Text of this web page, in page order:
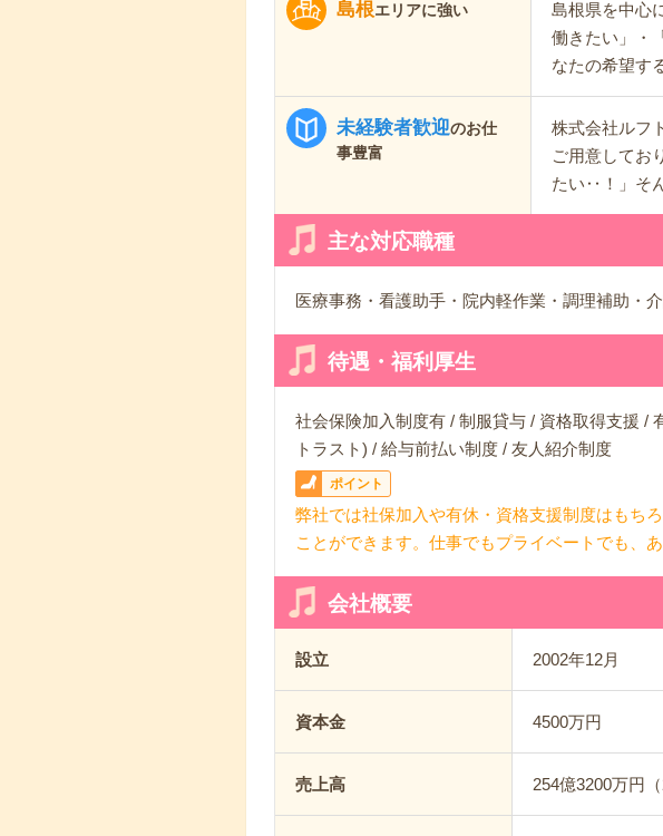
島根エリアに強い
島根県を中心
働きたい」・
なたの希望す
未経験者歓迎のお仕
事豊富
株式会社ルフ
ご用意してお
たい‥！」そ
主な対応職種
医療事務・看護助手・院内軽作業・調理補助・
待遇・福利厚生
社会保険加入制度有 / 制服貸与 / 資格取得支援 /
トラスト) / 給与前払い制度 / 友人紹介制度
ポイント
弊社では社保加入や有休・資格支援制度はもち
ことができます。仕事でもプライベートでも、
会社概要
設立 2002年12月
資本金 4500万円
売上高 254億3200万円